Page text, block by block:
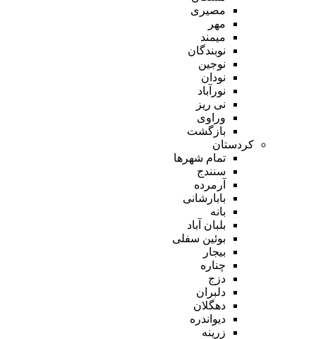
مصیری
مهر
میمند
نوبندگان
نوجین
نودان
نورآباد
نی ریز
وراوی
بازگشت
کردستان
تمام شهر‌ها
سنندج
آرمرده
بابارشانی
بانه
بلبان آباد
بوئین سفلی
بیجار
چناره
دزج
دلبران
دهگلان
دیواندره
زرینه